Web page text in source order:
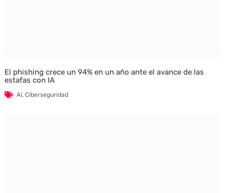
El phishing crece un 94% en un año ante el avance de las
estafas con IA
AI, Ciberseguridad